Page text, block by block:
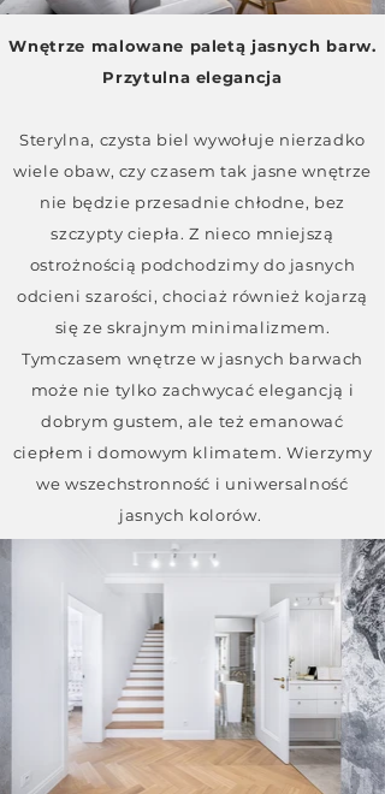
Wnętrze malowane paletą jasnych barw.
Przytulna elegancja
Sterylna, czysta biel wywołuje nierzadko
wiele obaw, czy czasem tak jasne wnętrze
nie będzie przesadnie chłodne, bez
szczypty ciepła. Z nieco mniejszą
ostrożnością podchodzimy do jasnych
odcieni szarości, chociaż również kojarzą
się ze skrajnym minimalizmem.
Tymczasem wnętrze w jasnych barwach
może nie tylko zachwycać elegancją i
dobrym gustem, ale też emanować
ciepłem i domowym klimatem. Wierzymy
we wszechstronność i uniwersalność
jasnych kolorów.